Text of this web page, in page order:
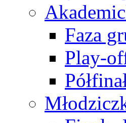
Faza
Play-